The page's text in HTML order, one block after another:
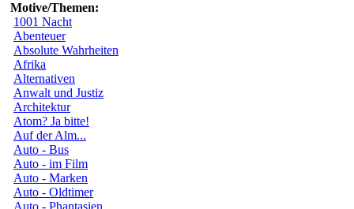
Motive/Themen:
1001 Nacht
Abenteuer
Absolute Wahrheiten
Afrika
Alternativen
Anwalt und Justiz
Architektur
Atom? Ja bitte!
Auf der Alm...
Auto - Bus
Auto - im Film
Auto - Marken
Auto - Oldtimer
Auto - Phantasien